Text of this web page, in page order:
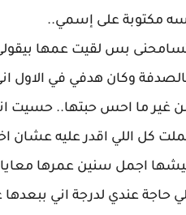
مكتوبة على إسمي..
بس لقيت عمها
وكان هدفي في الاول
ما احس حبتها.. حسيت انها
اللي اقدر عليه عشان
اجمل سنين عمرها
حاجة عندي لدرجة اني